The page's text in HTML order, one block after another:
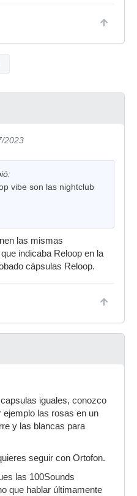
2023
vibe son las nightclub
las mismas
indicaba Reloop en la
cápsulas Reloop.
iguales, conozco
ejemplo las rosas en un
y las blancas para
seguir con Ortofon.
las 100Sounds
que hablar últimamente